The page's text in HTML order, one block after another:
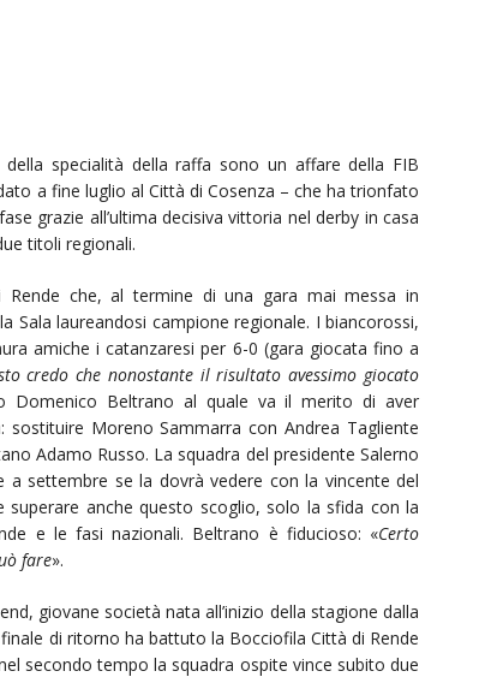
specialità della raffa sono un affare della FIB
a fine luglio al Città di Cosenza – che ha trionfato
grazie all’ultima decisiva vittoria nel derby in casa
titoli regionali.
che, al termine di una gara mai messa in
Sala laureandosi campione regionale. I biancorossi,
amiche i catanzaresi per 6-0 (gara giocata fino a
credo che nonostante il risultato avessimo giocato
Domenico Beltrano al quale va il merito di aver
Moreno Sammarra con Andrea Tagliente
Adamo Russo. La squadra del presidente Salerno
settembre se la dovrà vedere con la vincente del
superare anche questo scoglio, solo la sfida con la
e le fasi nazionali. Beltrano è fiducioso: «Certo
fare».
giovane società nata all’inizio della stagione dalla
di ritorno ha battuto la Bocciofila Città di Rende
secondo tempo la squadra ospite vince subito due